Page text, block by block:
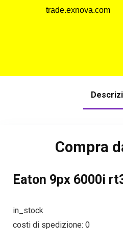
Compra
Eaton 9px 6000i
in_stock
costi di spedizione: 0